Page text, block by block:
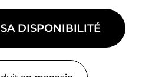
DISPONIBILITÉ